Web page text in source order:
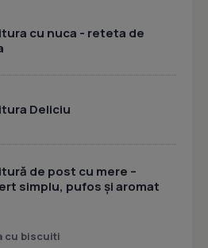
cu nuca - reteta de
Deliciu
de post cu mere –
simplu, pufos și aromat
cu biscuiti